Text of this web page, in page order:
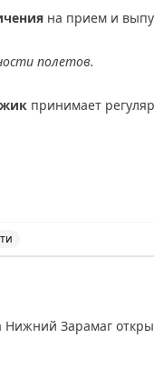
на прием и
полетов.
принимает
Зарамаг